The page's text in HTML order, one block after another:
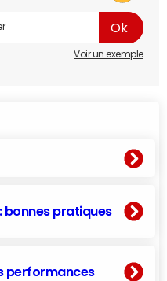
Voir un exemple
bonnes pratiques
performances